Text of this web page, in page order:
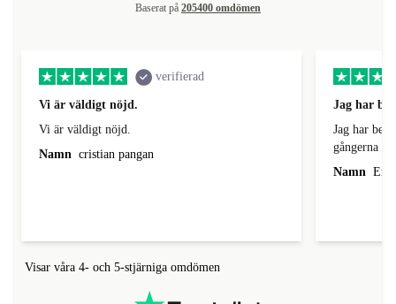
Baserat på 205400 omdömen
verifierad
Vi är väldigt nöjd.
Vi är väldigt nöjd.
Namn cristian pangan
Jag har
Jag har
gångerna
kort samt med
Namn
Visar våra 4- och 5-stjärniga omdömen